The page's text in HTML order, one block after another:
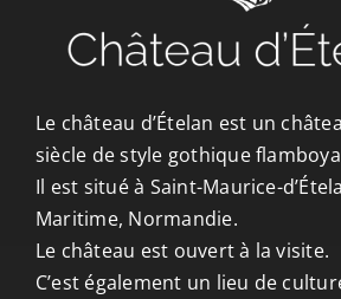
Le château d’Ételan est un
siècle de style gothique
Il est situé à Saint-Maurice-
Maritime, Normandie.
Le château est ouvert à la visite.
C’est également un lieu de